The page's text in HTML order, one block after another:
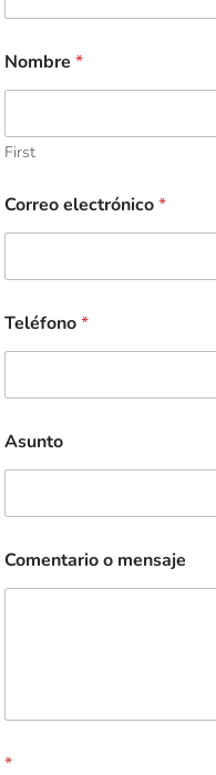
Nombre *
First
Correo electrónico*
Teléfono*
Asunto
Comentario o mensaje
*